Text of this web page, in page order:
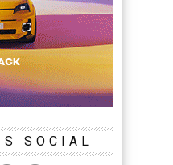
SOCIAL